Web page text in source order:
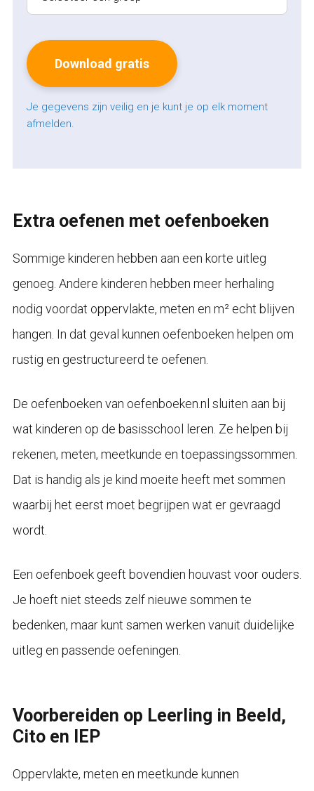
Je gegevens zijn veilig en je kunt je op elk moment
afmelden.
Extra oefenen met oefenboeken
Sommige kinderen hebben aan een korte uitleg
genoeg. Andere kinderen hebben meer herhaling
nodig voordat oppervlakte, meten en m² echt blijven
hangen. In dat geval kunnen oefenboeken helpen om
rustig en gestructureerd te oefenen.
De oefenboeken van oefenboeken.nl sluiten aan bij
wat kinderen op de basisschool leren. Ze helpen bij
rekenen, meten, meetkunde en toepassingssommen.
Dat is handig als je kind moeite heeft met sommen
waarbij het eerst moet begrijpen wat er gevraagd
wordt.
Een oefenboek geeft bovendien houvast voor ouders.
Je hoeft niet steeds zelf nieuwe sommen te
bedenken, maar kunt samen werken vanuit duidelijke
uitleg en passende oefeningen.
Voorbereiden op Leerling in Beeld,
Cito en IEP
Oppervlakte, meten en meetkunde kunnen